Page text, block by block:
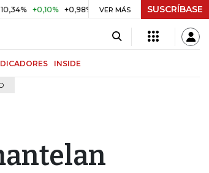
+0,10% +0,98% UVR $ 416,81 +$ 0,05 +0,01%
VER MÁS SUSCRÍBASE
INSIDE